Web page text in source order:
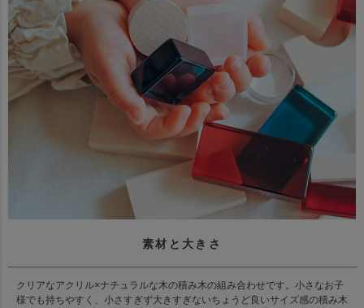
素材と大きさ
クリアなアクリル×ナチュラルな木の積み木の組み合わせです。小さなお子
様でも持ちやすく、小さすぎず大きすぎないちょうど良いサイズ感の積み木